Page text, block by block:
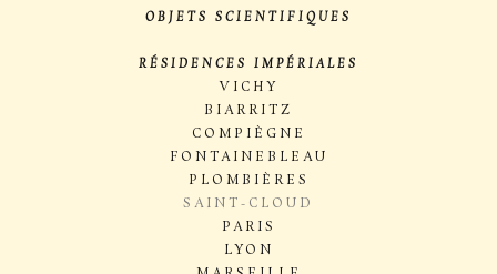
OBJETS SCIENTIFIQUES
RÉSIDENCES IMPÉRIALES
VICHY
BIARRITZ
COMPIÈGNE
FONTAINEBLEAU
PLOMBIÈRES
SAINT-CLOUD
PARIS
LYON